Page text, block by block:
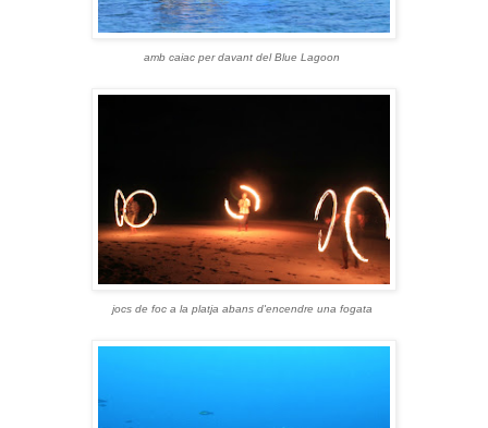
amb caiac per davant del Blue Lagoon
jocs de foc a la platja abans d'encendre una fogata